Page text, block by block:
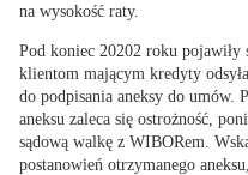
na wysokość raty.
Pod koniec 20202 roku pojawiły
klientom mającym kredyty
do podpisania aneksy do umów.
aneksu zaleca się ostrożność,
sądową walkę z WIBORem.
postanowień otrzymanego